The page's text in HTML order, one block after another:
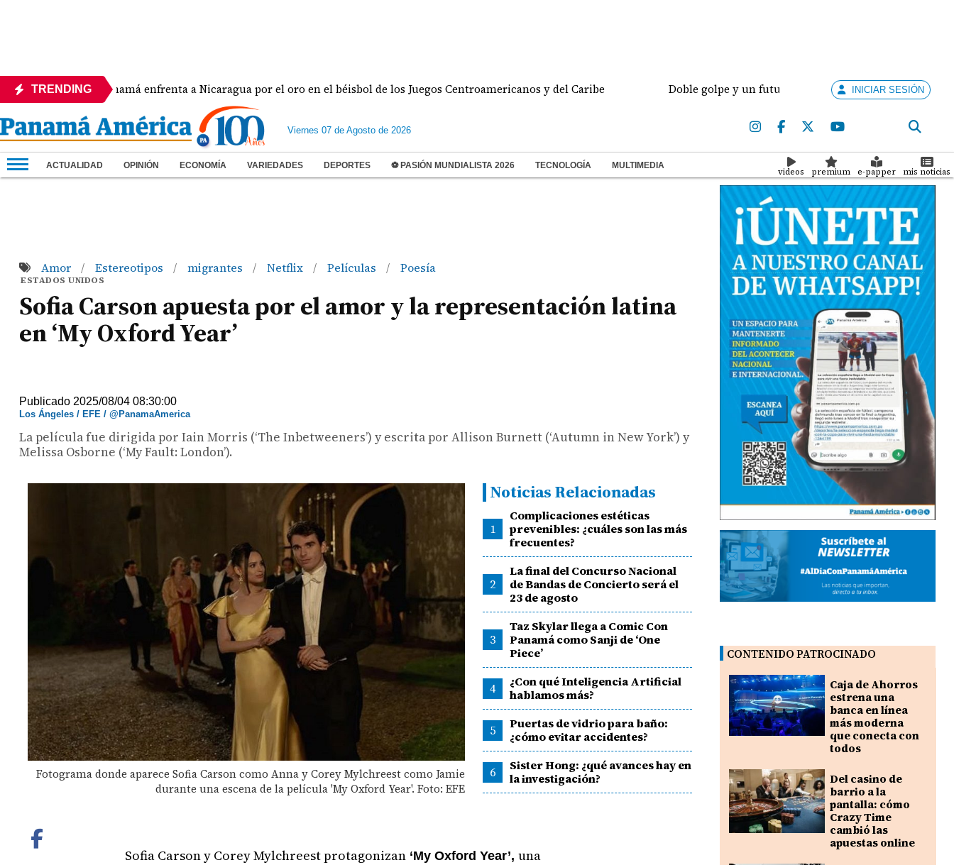
TRENDINGPanamá enfrenta a Nicaragua por el oro en el béisbol de los Juegos Centroamericanos y del Caribe Doble golpe y un futuro por revisar Meduca activa
INICIAR SESIÓN
Viernes 07 de Agosto de 2026
ACTUALIDAD OPINIÓN ECONOMÍA VARIEDADES DEPORTES ⚽ PASIÓN MUNDIALISTA 2026 TECNOLOGÍA MULTIMEDIA
videos premium e-papper mis noticias
Amor / Estereotipos / migrantes / Netflix / Películas / Poesía
ESTADOS UNIDOS
Sofia Carson apuesta por el amor y la representación latina
en ‘My Oxford Year’
Publicado 2025/08/04 08:30:00
Los Ángeles / EFE / @PanamaAmerica
La película fue dirigida por Iain Morris (‘The Inbetweeners’) y escrita por Allison Burnett (‘Autumn in New York’) y
Melissa Osborne (‘My Fault: London’).
Fotograma donde aparece Sofia Carson como Anna y Corey Mylchreest como Jamie
durante una escena de la película 'My Oxford Year'. Foto: EFE
Noticias Relacionadas
1
Complicaciones estéticas
prevenibles: ¿cuáles son las más
frecuentes?
2
La final del Concurso Nacional
de Bandas de Concierto será el
23 de agosto
3
Taz Skylar llega a Comic Con
Panamá como Sanji de ‘One
Piece’
4
¿Con qué Inteligencia Artificial
hablamos más?
5
Puertas de vidrio para baño:
¿cómo evitar accidentes?
6
Sister Hong: ¿qué avances hay en
la investigación?
Sofia Carson y Corey Mylchreest protagonizan ‘My Oxford Year’, una
CONTENIDO PATROCINADO
Caja de Ahorros
estrena una
banca en línea
más moderna
que conecta con
todos
Del casino de
barrio a la
pantalla: cómo
Crazy Time
cambió las
apuestas online